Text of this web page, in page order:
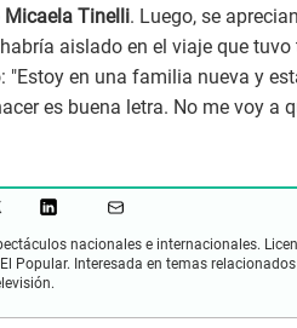
Micaela Tinelli. Luego, se
aislado en el viaje que
"Estoy en una familia nueva y
es buena letra. No me voy a
nacionales e internacionales.
Popular. Interesada en temas